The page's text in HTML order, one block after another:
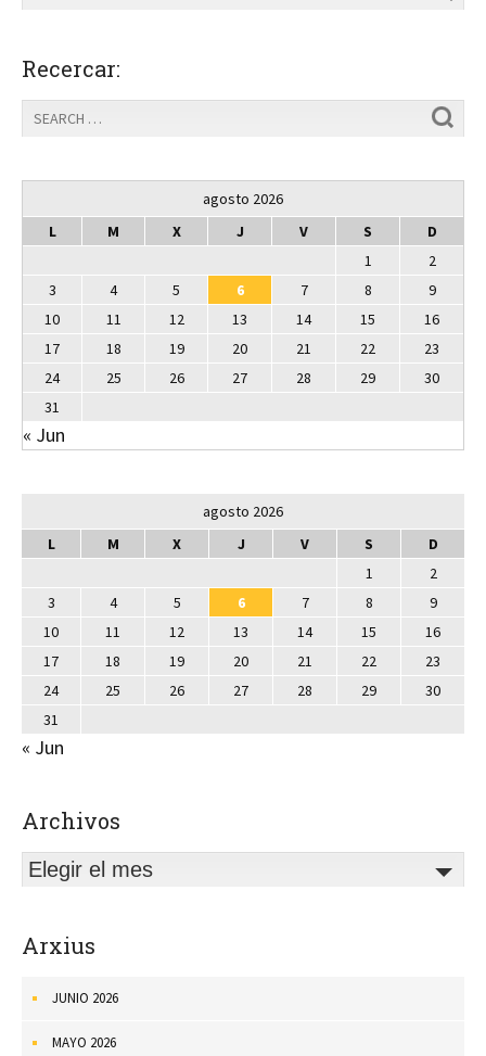
Recercar:
agosto 2026
L
M X J V S
D
1
2
3
4 5 6 7 8
9
10
11 12 13 14 15
16
17
18 19 20 21 22
23
24
25 26 27 28 29
30
31
« Jun
agosto 2026
L
M X J V S
D
1
2
3
4 5 6 7 8
9
10
11 12 13 14 15
16
17
18 19 20 21 22
23
24
25 26 27 28 29
30
31
« Jun
Archivos
Elegir el mes
Arxius
JUNIO 2026
MAYO 2026